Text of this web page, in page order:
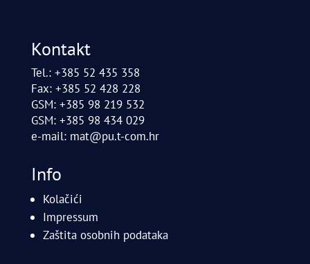
Kontakt
Tel.: +385 52 435 358
Fax: +385 52 428 228
GSM: +385 98 219 532
GSM: +385 98 434 029
e-mail: mat@pu.t-com.hr
Info
Kolačići
Impressum
Zaštita osobnih podataka